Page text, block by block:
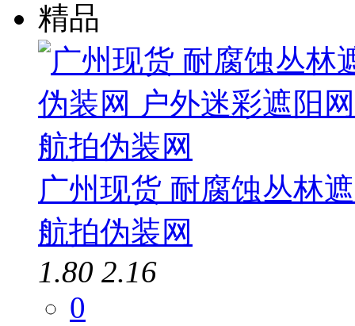
精品
广州现货 耐腐蚀丛林
航拍伪装网
1.80 2.16
0